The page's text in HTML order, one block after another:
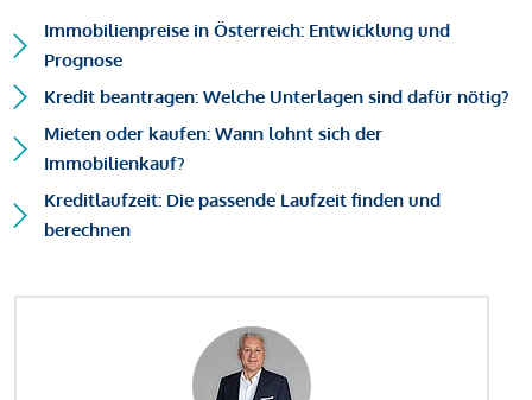
Immobilienpreise in Österreich: Entwicklung und
Prognose
Kredit beantragen: Welche Unterlagen sind dafür nötig?
Mieten oder kaufen: Wann lohnt sich der
Immobilienkauf?
Kreditlaufzeit: Die passende Laufzeit finden und
berechnen